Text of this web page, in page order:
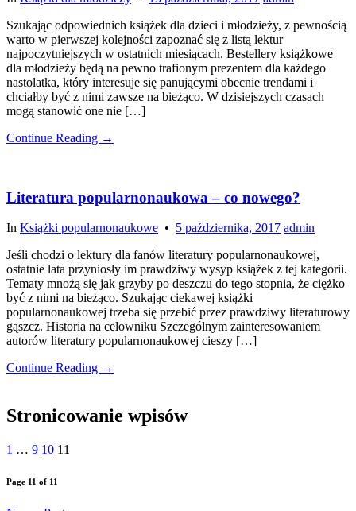
Szukając odpowiednich książek dla dzieci i młodzieży, z pewnością
warto w pierwszej kolejności zapoznać się z listą lektur
najpoczytniejszych w ostatnich miesiącach. Bestellery książkowe
dla młodzieży będą na pewno trafionym prezentem dla każdego
nastolatka, który interesuje się panującymi obecnie trendami i
chciałby być z nimi zawsze na bieżąco. W dzisiejszych czasach
mogą stanowić one nie […]
Continue Reading →
Literatura popularnonaukowa – co nowego?
In Książki popularnonaukowe • 5 października, 2017 admin
Jeśli chodzi o lektury dla fanów literatury popularnonaukowej,
ostatnie lata przyniosły im prawdziwy wysyp książek z tej kategorii.
Tematy mnożą się jak grzyby po deszczu do tego stopnia, że ciężko
być z nimi na bieżąco. Szukając ciekawej książki
popularnonaukowej trzeba się przebić przez prawdziwy literaturowy
gąszcz. Historia na celowniku Szczególnym zainteresowaniem
autorów literatury popularnonaukowej cieszy […]
Continue Reading →
Stronicowanie wpisów
1 … 9 10 11
Page 11 of 11